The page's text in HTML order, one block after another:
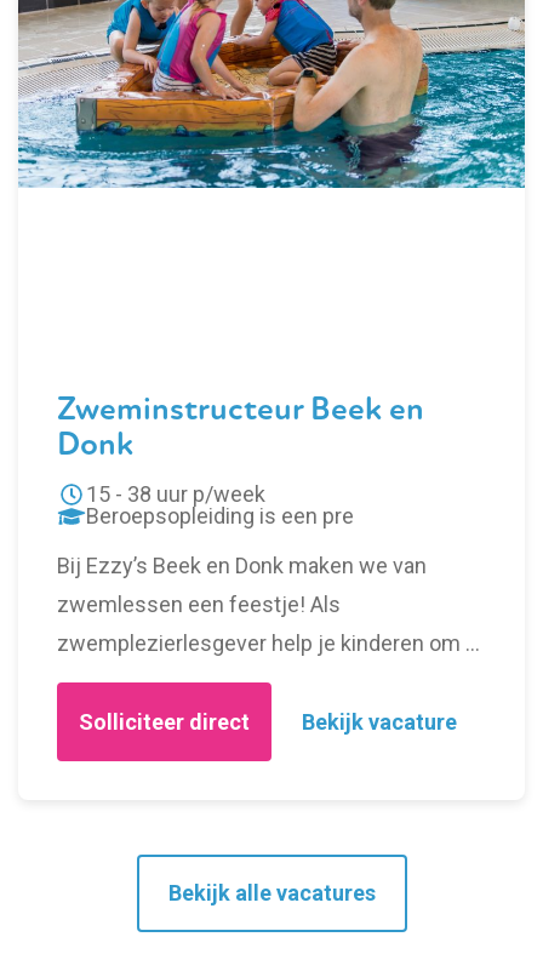
Zweminstructeur Beek en
Donk
15 - 38 uur p/week
Beroepsopleiding is een pre
Bij Ezzy’s Beek en Donk maken we van
zwemlessen een feestje! Als
zwemplezierlesgever help je kinderen om te
leren zwemmen …
Solliciteer direct
Bekijk vacature
Bekijk alle vacatures